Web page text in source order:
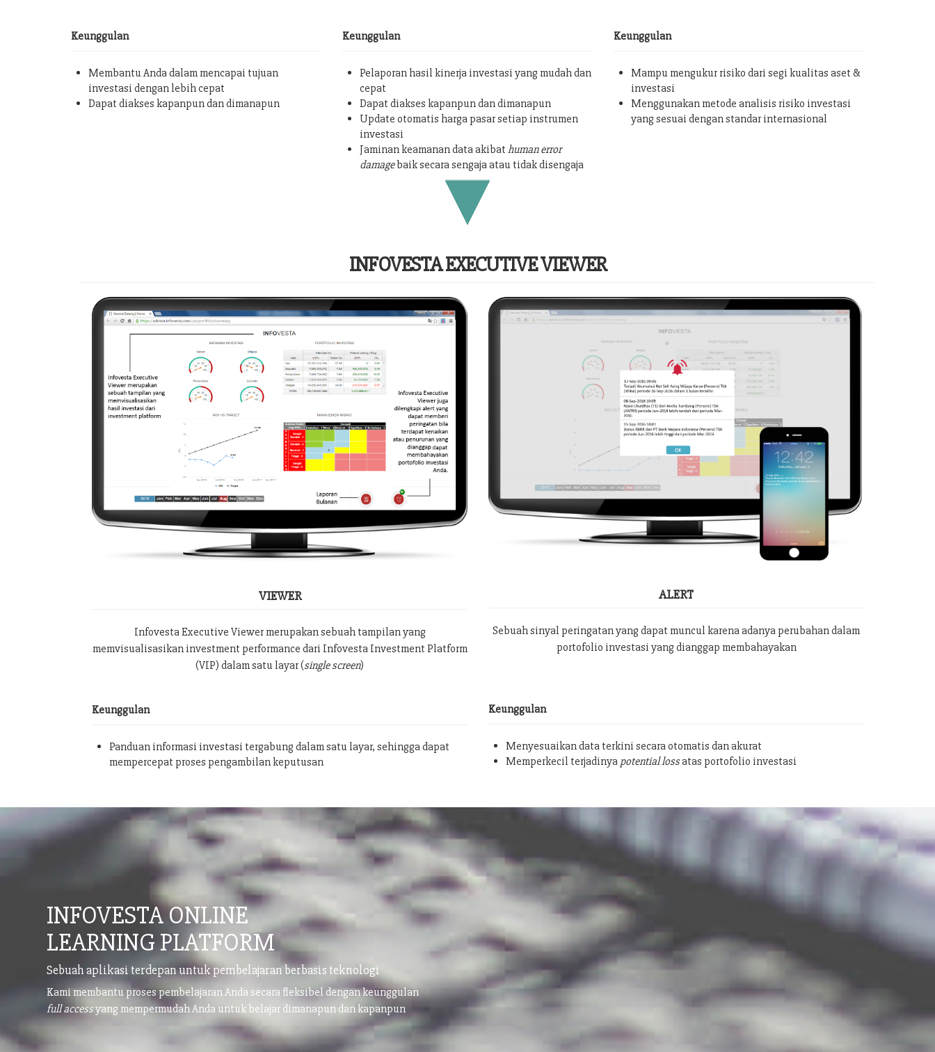
Keunggulan
Membantu Anda dalam mencapai tujuan
investasi dengan lebih cepat
Dapat diakses kapanpun dan dimanapun
Keunggulan
Pelaporan hasil kinerja investasi yang mudah dan
cepat
Dapat diakses kapanpun dan dimanapun
Update otomatis harga pasar setiap instrumen
investasi
Jaminan keamanan data akibat human error
damagebaik secara sengaja atau tidak disengaja
Keunggulan
Mampu mengukur risiko dari segi kualitas aset &
investasi
Menggunakan metode analisis risiko investasi
yang sesuai dengan standar internasional
INFOVESTA EXECUTIVE VIEWER
VIEWER
Infovesta Executive Viewer merupakan sebuah tampilan yang
memvisualisasikan investment performance dari Infovesta Investment Platform
(VIP) dalam satu layar (single screen)
Keunggulan
Panduan informasi investasi tergabung dalam satu layar, sehingga dapat
mempercepat proses pengambilan keputusan
ALERT
Sebuah sinyal peringatan yang dapat muncul karena adanya perubahan dalam
portofolio investasi yang dianggap membahayakan
Keunggulan
Menyesuaikan data terkini secara otomatis dan akurat
Memperkecil terjadinya potential lossatas portofolio investasi
INFOVESTA ONLINE
LEARNING PLATFORM
Sebuah aplikasi terdepan untuk pembelajaran berbasis teknologi
Kami membantu proses pembelajaran Anda secara fleksibel dengan keunggulan
full accessyang mempermudah Anda untuk belajar dimanapun dan kapanpun